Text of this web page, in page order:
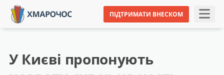
ПІДТРИМАТИ ВНЕСКОМ
У Києві пропонують